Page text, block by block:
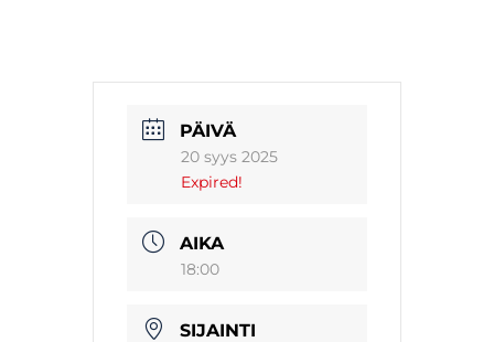
PÄIVÄ
20 syys 2025
Expired!
AIKA
18:00
SIJAINTI